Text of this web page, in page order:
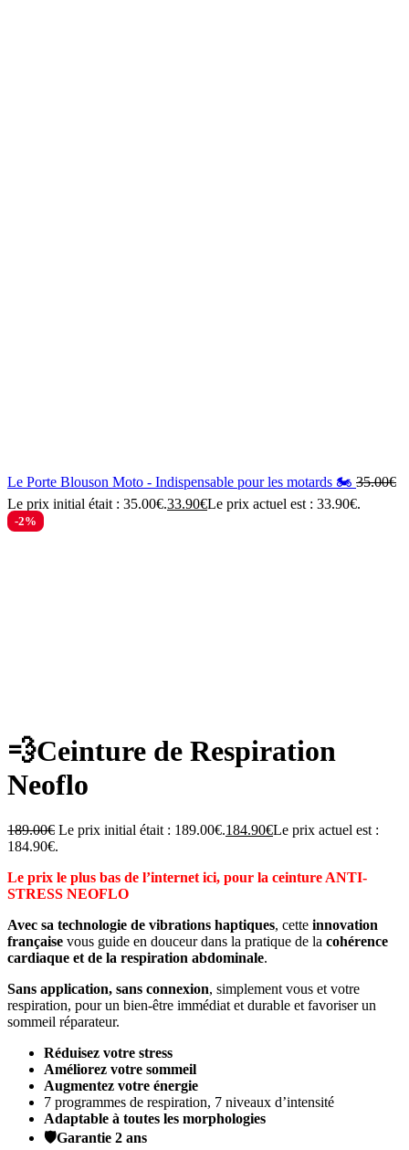
Le Porte Blouson Moto - Indispensable pour les motards 🏍️ 35.00€
Le prix initial était : 35.00€.33.90€Le prix actuel est : 33.90€.
-2%
💨Ceinture de Respiration
Neoflo
189.00€ Le prix initial était : 189.00€.184.90€Le prix actuel est :
184.90€.
Le prix le plus bas de l’internet ici, pour la ceinture ANTI-
STRESS NEOFLO
Avec sa technologie de vibrations haptiques, cette innovation
française vous guide en douceur dans la pratique de la cohérence
cardiaque et de la respiration abdominale.
Sans application, sans connexion, simplement vous et votre
respiration, pour un bien-être immédiat et durable et favoriser un
sommeil réparateur.
Réduisez votre stress
Améliorez votre sommeil
Augmentez votre énergie
7 programmes de respiration, 7 niveaux d’intensité
Adaptable à toutes les morphologies
🛡️Garantie 2 ans